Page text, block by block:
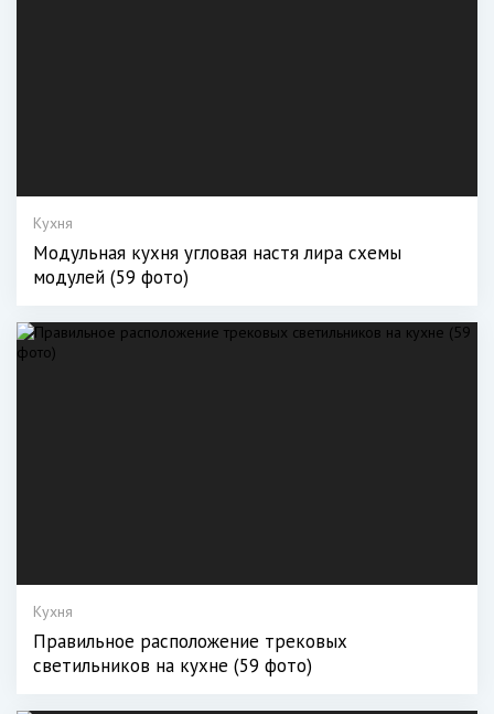
Кухня
Модульная кухня угловая настя лира схемы
модулей (59 фото)
Кухня
Правильное расположение трековых
светильников на кухне (59 фото)